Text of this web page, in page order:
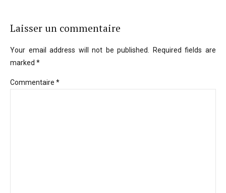
Laisser un commentaire
Your email address will not be published. Required fields are
marked *
Commentaire *